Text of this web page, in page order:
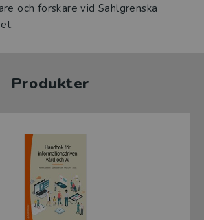
och forskare vid Sahlgrenska
Produkter